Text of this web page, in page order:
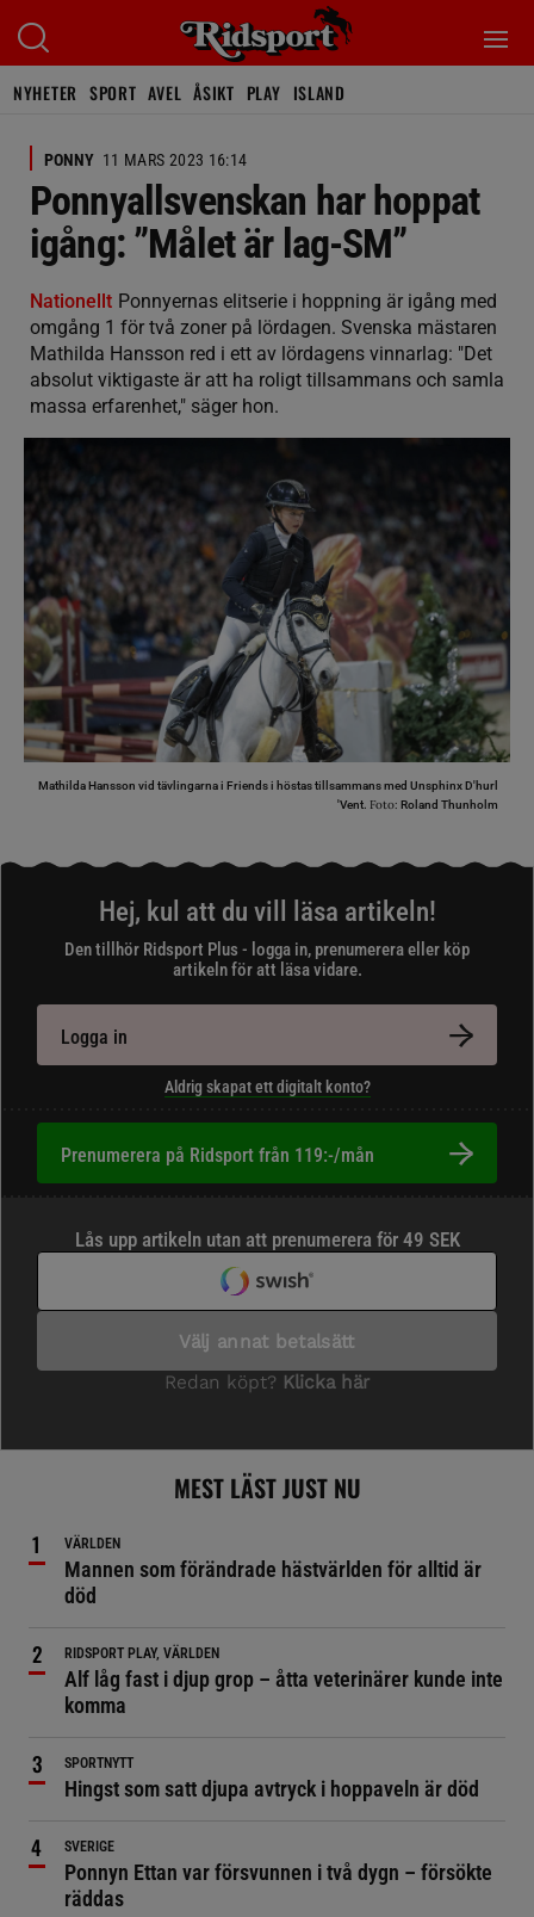
NYHETER SPORT AVEL ÅSIKT PLAY ISLAND
PONNY 11 MARS 2023 16:14
Ponnyallsvenskan har hoppat
igång: ”Målet är lag-SM”
Nationellt Ponnyernas elitserie i hoppning är igång med
omgång 1 för två zoner på lördagen. Svenska mästaren
Mathilda Hansson red i ett av lördagens vinnarlag: "Det
absolut viktigaste är att ha roligt tillsammans och samla
massa erfarenhet," säger hon.
Mathilda Hansson vid tävlingarna i Friends i höstas tillsammans med Unsphinx D'hurl
'Vent. Foto: Roland Thunholm
Hej, kul att du vill läsa artikeln!
Den tillhör Ridsport Plus - logga in, prenumerera eller köp
artikeln för att läsa vidare.
Logga in
Aldrig skapat ett digitalt konto?
Prenumerera på Ridsport från 119:-/mån
MEST LÄST JUST NU
VÄRLDEN
Mannen som förändrade hästvärlden för alltid är
död
RIDSPORT PLAY, VÄRLDEN
Alf låg fast i djup grop – åtta veterinärer kunde inte
komma
SPORTNYTT
Hingst som satt djupa avtryck i hoppaveln är död
SVERIGE
Ponnyn Ettan var försvunnen i två dygn – försökte
räddas